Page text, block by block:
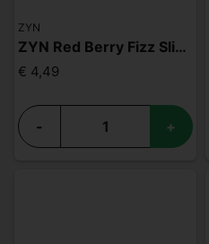
ZYN
ZYN Red Berry Fizz Slim S3
€ 4,49
- +